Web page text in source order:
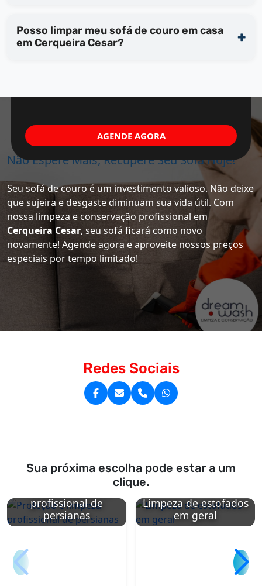
Posso limpar meu sofá de couro em casa
em Cerqueira Cesar?
Não Espere Mais, Recupere Seu Sofá Hoje!
Seu sofá de couro é um investimento valioso. Não deixe
que sujeira e desgaste diminuam sua vida útil. Com
nossa limpeza e conservação profissional em
Cerqueira Cesar, seu sofá ficará como novo
novamente! Agende agora e aproveite nossos preços
especiais por tempo limitado!
AGENDE AGORA
Redes Sociais
Sua próxima escolha pode estar a um
clique.
profissional de
persianas
Limpeza de estofados
em geral